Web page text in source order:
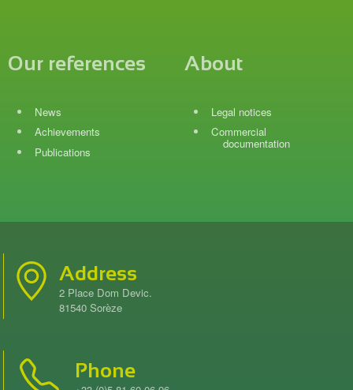
Our references
News
Achievements
Publications
About
Legal notices
Commercial
documentation
Address
2 Place Dom Devic.
81540 Sorèze
Phone